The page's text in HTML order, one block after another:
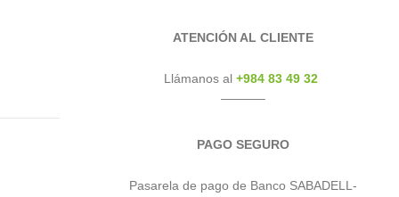
ATENCIÓN AL CLIENTE
Llámanos al +984 83 49 32
———–
PAGO SEGURO
Pasarela de pago de Banco SABADELL-